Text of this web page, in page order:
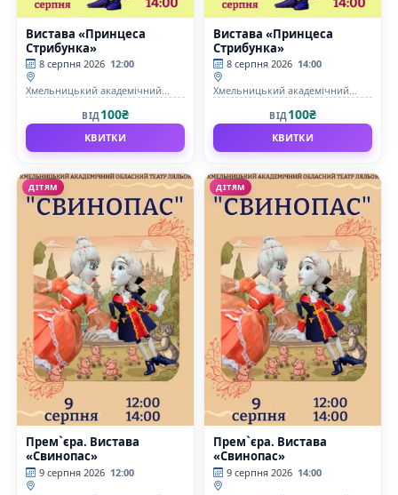
Вистава «Принцеса
Стрибунка»
8 серпня 2026 12:00
Хмельницький академічний
ВІД100₴
КВИТКИ
Вистава «Принцеса
Стрибунка»
8 серпня 2026 14:00
Хмельницький академічний
ВІД100₴
КВИТКИ
ДІТЯМ
Прем`єра. Вистава
«Свинопас»
9 серпня 2026 12:00
ДІТЯМ
Прем`єра. Вистава
«Свинопас»
9 серпня 2026 14:00